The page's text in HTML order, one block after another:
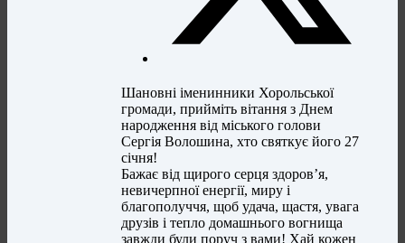
Шановні іменинники Хорольської
громади, прийміть вітання з Днем
народження від міського голови
Сергія Волошина, хто святкує його 27
січня!
Бажає від щирого серця здоров’я,
невичерпної енергії, миру і
благополуччя, щоб удача, щастя, увага
друзів і тепло домашнього вогнища
завжди були поруч з вами! Хай кожен